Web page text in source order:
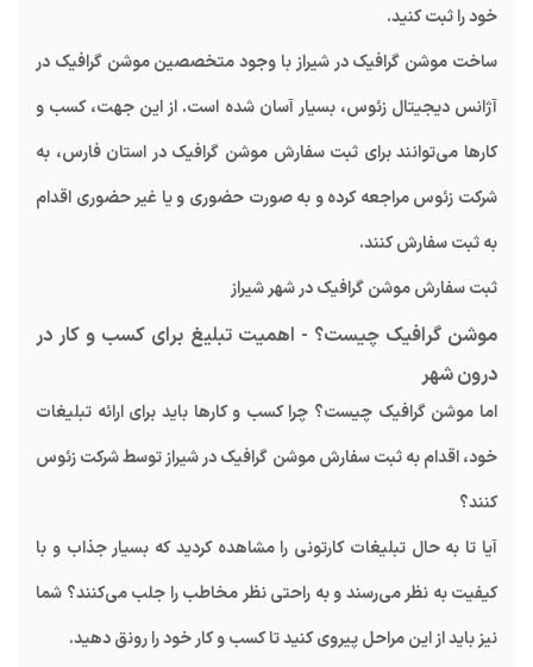
خود را ثبت کنید.
ساخت موشن گرافیک در شیراز با وجود متخصصین موشن گرافیک در
آژانس دیجیتال زئوس، بسیار آسان شده است. از این جهت، کسب و
کارها می‌توانند برای ثبت سفارش موشن گرافیک در استان فارس، به
شرکت زئوس مراجعه کرده و به صورت حضوری و یا غیر حضوری اقدام
به ثبت سفارش کنند.
ثبت سفارش موشن گرافیک در شهر شیراز
موشن گرافیک چیست؟ - اهمیت تبلیغ برای کسب و کار در
درون شهر
اما موشن گرافیک چیست؟ چرا کسب و کارها باید برای ارائه تبلیغات
خود، اقدام به ثبت سفارش موشن گرافیک در شیراز توسط شرکت زئوس
کنند؟
آیا تا به حال تبلیغات کارتونی را مشاهده کردید که بسیار جذاب و با
کیفیت به نظر می‌رسند و به راحتی نظر مخاطب را جلب می‌کنند؟ شما
نیز باید از این مراحل پیروی کنید تا کسب و کار خود را رونق دهید.